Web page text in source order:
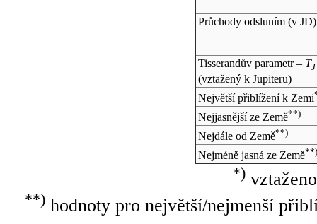
Průchody odsluním (v JD)
Tisserandův parametr – TJ
(vztažený k Jupiteru)
Největší přiblížení k Zemi
Nejjasnější ze Země**)
Nejdále od Země**)
Nejméně jasná ze Země**)
*)
**)hodnoty pro největší/nejmenší